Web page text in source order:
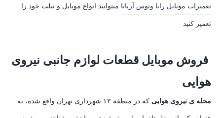
تعمیرات موبایل رایا ونوس آریانا میتوانید انواع موبایل و تبلت خود را
تعمیر کنید
فروش موبایل قطعات لوازم جانبی نیروی
هوایی
محله ی نیروی هوایی که در منطقه ۱۳ شهرداری تهران واقع شده، به